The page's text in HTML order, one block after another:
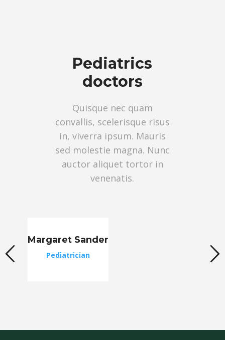
Pediatrics
doctors
Quisque nec quam
convallis, scelerisque risus
in, viverra ipsum. Mauris
sed molestie magna. Nunc
auctor aliquet tortor in
venenatis.
Margaret Sander
Pediatrician